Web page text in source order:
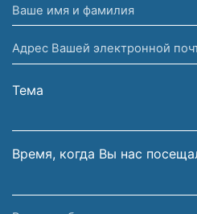
Ваше
имя
и
фамилия
Адрес
Вашей
электронной
Тема
Время, когда Вы нас